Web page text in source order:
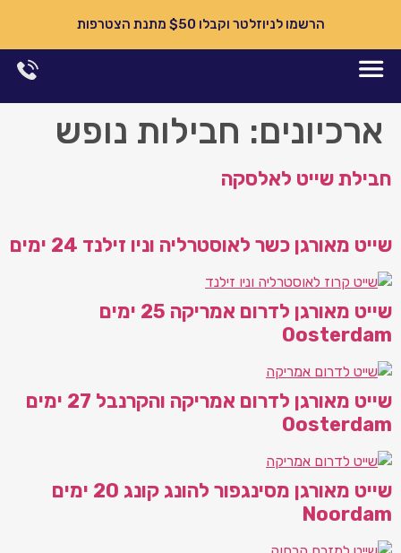
הרשמו לניוזלטר וקבלו $50 מתנת הצטרפות
חבילות נופש
שייט לאלסקה
כשר לאוסטרליה וניו זילנד 24 ימים
שייט מאורגן לדרום אמריקה 25 ימים
שייט מאורגן לדרום אמריקה והקרנבל 27 ימים
שייט מאורגן מסינגפור להונג קונג 20 ימים